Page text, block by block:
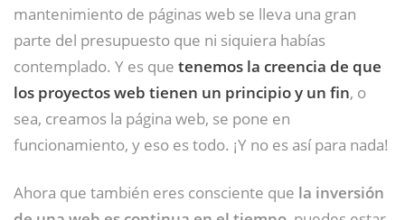
mantenimiento de páginas web se lleva una gran
parte del presupuesto que ni siquiera habías
contemplado. Y es que tenemos la creencia de que
los proyectos web tienen un principio y un fin, o
sea, creamos la página web, se pone en
funcionamiento, y eso es todo. ¡Y no es así para nada!
Ahora que también eres consciente que la inversión